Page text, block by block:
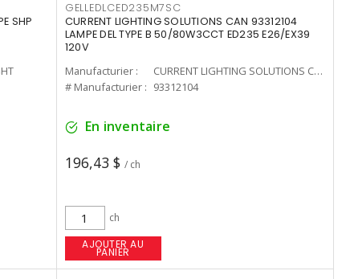
SHP
GELLEDLCED235M7SC
CURRENT LIGHTING SOLUTIONS CAN 93312104
LAMPE DEL TYPE B 50/80W3CCT ED235 E26/EX39
120V
Manufacturier :
CURRENT LIGHTING SOLUTIONS CAN
# Manufacturier : 93312104
En inventaire
196,43 $ / ch
ch
AJOUTER AU
PANIER